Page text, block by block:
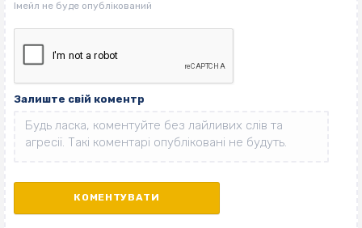
Залиште свій коментр